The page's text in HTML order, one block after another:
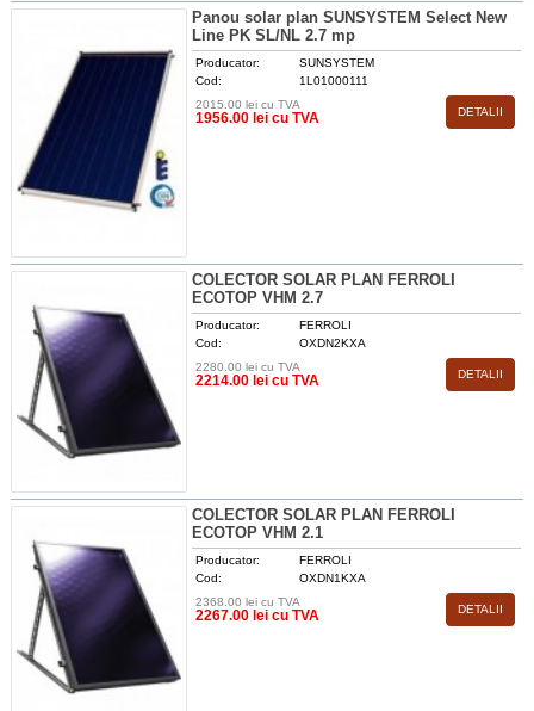
Panou solar plan SUNSYSTEM Select New
Line PK SL/NL 2.7 mp
Producator:
SUNSYSTEM
Cod:
1L01000111
2015.00 lei cu TVA
1956.00 lei cu TVA DETALII
COLECTOR SOLAR PLAN FERROLI
ECOTOP VHM 2.7
Producator:
FERROLI
Cod:
OXDN2KXA
2280.00 lei cu TVA
2214.00 lei cu TVA DETALII
COLECTOR SOLAR PLAN FERROLI
ECOTOP VHM 2.1
Producator:
FERROLI
Cod:
OXDN1KXA
2368.00 lei cu TVA
2267.00 lei cu TVA DETALII